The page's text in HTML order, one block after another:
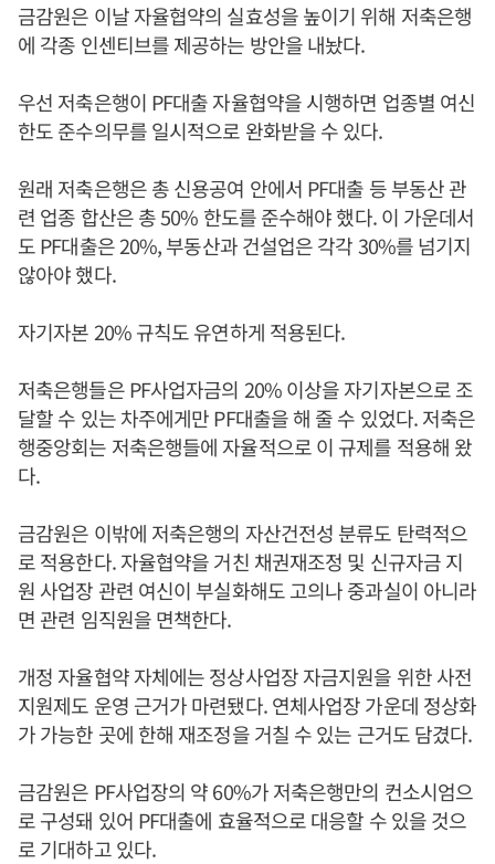
금감원은 이날 자율협약의 실효성을 높이기 위해 저축은행
에 각종 인센티브를 제공하는 방안을 내놨다.
우선 저축은행이 PF대출 자율협약을 시행하면 업종별 여신
한도 준수의무를 일시적으로 완화받을 수 있다.
원래 저축은행은 총 신용공여 안에서 PF대출 등 부동산 관
련 업종 합산은 총 50% 한도를 준수해야 했다. 이 가운데서
도 PF대출은 20%, 부동산과 건설업은 각각 30%를 넘기지
않아야 했다.
자기자본 20% 규칙도 유연하게 적용된다.
저축은행들은 PF사업자금의 20% 이상을 자기자본으로 조
달할 수 있는 차주에게만 PF대출을 해 줄 수 있었다. 저축은
행중앙회는 저축은행들에 자율적으로 이 규제를 적용해 왔
다.
금감원은 이밖에 저축은행의 자산건전성 분류도 탄력적으
로 적용한다. 자율협약을 거친 채권재조정 및 신규자금 지
원 사업장 관련 여신이 부실화해도 고의나 중과실이 아니라
면 관련 임직원을 면책한다.
개정 자율협약 자체에는 정상사업장 자금지원을 위한 사전
지원제도 운영 근거가 마련됐다. 연체사업장 가운데 정상화
가 가능한 곳에 한해 재조정을 거칠 수 있는 근거도 담겼다.
금감원은 PF사업장의 약 60%가 저축은행만의 컨소시엄으
로 구성돼 있어 PF대출에 효율적으로 대응할 수 있을 것으
로 기대하고 있다.